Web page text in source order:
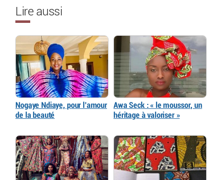
Lire aussi
Nogaye Ndiaye, pour l’amour
de la beauté
Awa Seck : « le moussor, un
héritage à valoriser »